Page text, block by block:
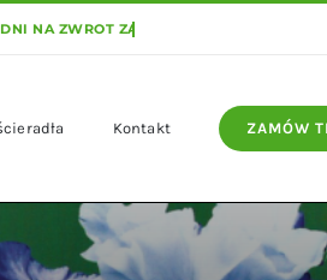
Kontakt ZAMÓW